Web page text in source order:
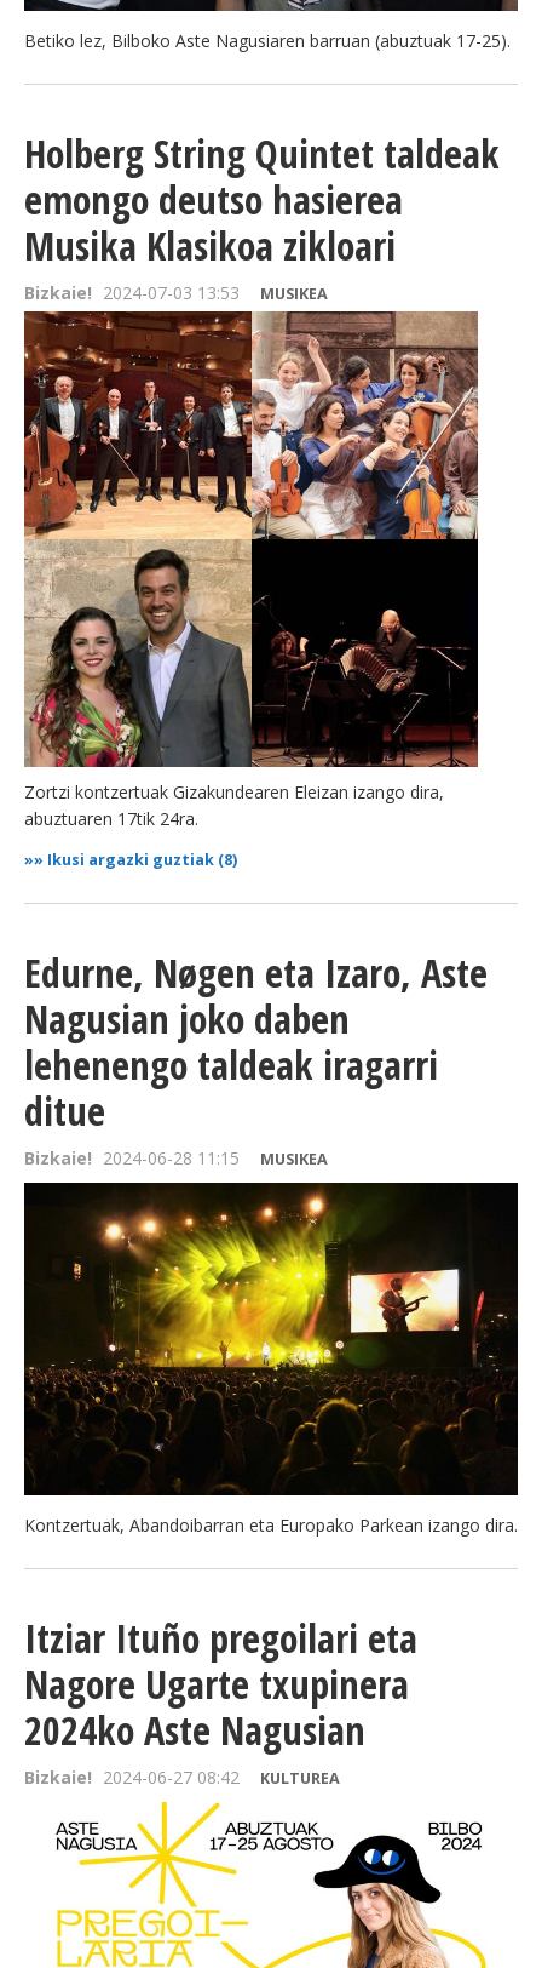
Betiko lez, Bilboko Aste Nagusiaren barruan (abuztuak 17-25).
Holberg String Quintet taldeak
emongo deutso hasierea
Musika Klasikoa zikloari
Bizkaie! 2024-07-03 13:53 MUSIKEA
Zortzi kontzertuak Gizakundearen Eleizan izango dira,
abuztuaren 17tik 24ra.
»» Ikusi argazki guztiak (8)
Edurne, Nøgen eta Izaro, Aste
Nagusian joko daben
lehenengo taldeak iragarri
ditue
Bizkaie! 2024-06-28 11:15 MUSIKEA
Kontzertuak, Abandoibarran eta Europako Parkean izango dira.
Itziar Ituño pregoilari eta
Nagore Ugarte txupinera
2024ko Aste Nagusian
Bizkaie! 2024-06-27 08:42 KULTUREA